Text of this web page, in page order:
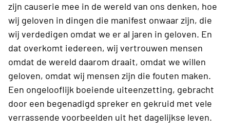
zijn causerie mee in de wereld van ons denken, hoe
wij geloven in dingen die manifest onwaar zijn, die
wij verdedigen omdat we er al jaren in geloven. En
dat overkomt iedereen, wij vertrouwen mensen
omdat de wereld daarom draait, omdat we willen
geloven, omdat wij mensen zijn die fouten maken.
Een ongelooflijk boeiende uiteenzetting, gebracht
door een begenadigd spreker en gekruid met vele
verrassende voorbeelden uit het dagelijkse leven.